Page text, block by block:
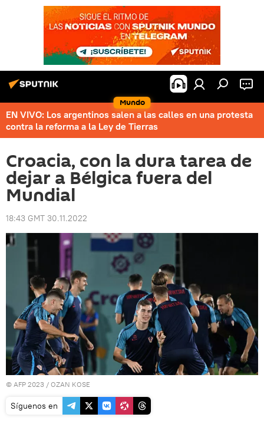
Mundo
EN VIVO: Los argentinos salen a las calles en una protesta
contra la reforma a la Ley de Tierras
Croacia, con la dura tarea de
dejar a Bélgica fuera del
Mundial
18:43 GMT 30.11.2022
© AFP 2023 / OZAN KOSE
Síguenos en